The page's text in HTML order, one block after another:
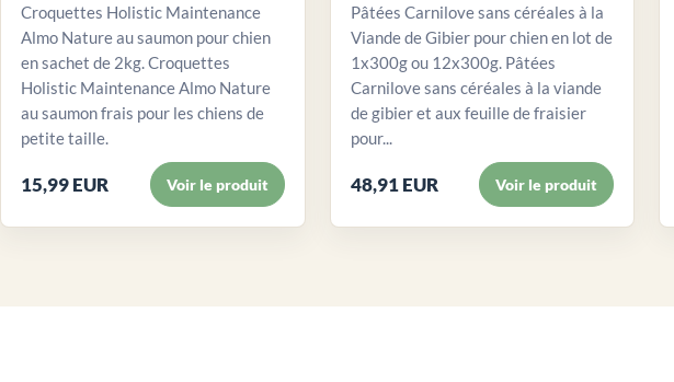
Croquettes Holistic Maintenance
Almo Nature au saumon pour chien
en sachet de 2kg. Croquettes
Holistic Maintenance Almo Nature
au saumon frais pour les chiens de
petite taille.
15,99 EUR Voir le produit
Pâtées Carnilove sans céréales à la
Viande de Gibier pour chien en lot de
1x300g ou 12x300g. Pâtées
Carnilove sans céréales à la viande
de gibier et aux feuille de fraisier
pour...
48,91 EUR Voir le produit